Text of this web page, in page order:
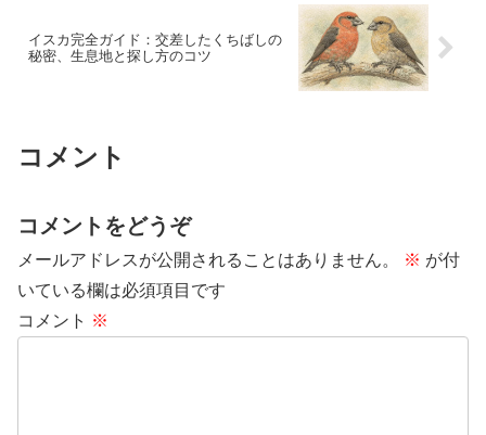
イスカ完全ガイド：交差したくちばしの
秘密、生息地と探し方のコツ
コメント
コメントをどうぞ
メールアドレスが公開されることはありません。 ※ が付
いている欄は必須項目です
コメント ※